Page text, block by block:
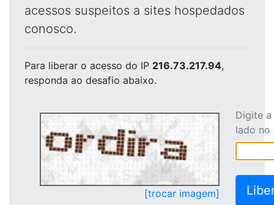
acessos suspeitos a sites hospedados
conosco.
Para liberar o acesso do IP 216.73.217.94,
responda ao desafio abaixo.
[trocar imagem]
Digite
lado no